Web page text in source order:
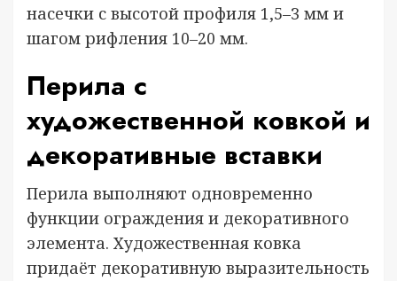
насечки с высотой профиля 1,5–3 мм и
шагом рифления 10–20 мм.
Перила с
художественной ковкой и
декоративные вставки
Перила выполняют одновременно
функции ограждения и декоративного
элемента. Художественная ковка
придаёт декоративную выразительность